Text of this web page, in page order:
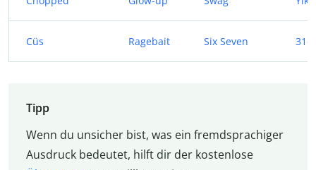
Cüs Ragebait Six Seven 31er
Tipp
Wenn du unsicher bist, was ein fremdsprachiger
Ausdruck bedeutet, hilft dir der kostenlose